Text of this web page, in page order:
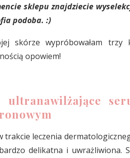
sklepu znajdziecie
podoba. :)
skórze wypróbowałam
opowiem!
ultranawilżające
trakcie leczenia
delikatna i uwrażliwiona.